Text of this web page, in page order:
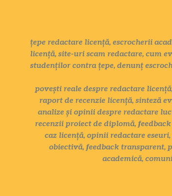
țepe redactare licență, escrocherii
licență, site-uri scam redactare, cum
studenților contra țepe, denunț
povești reale despre redactare
raport de recenzie licență, sinteză
analize și opinii despre redactare
recenzii proiect de diplomă,
caz licență, opinii redactare
obiectivă, feedback transparent,
academică,